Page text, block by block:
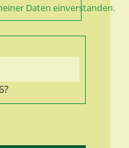
Daten einverstanden.